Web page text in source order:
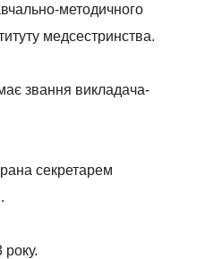
методичного
медсестринства.
звання викладача-
секретарем
року.